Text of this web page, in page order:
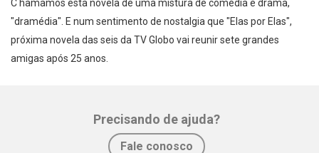
C hamamos esta novela de uma mistura de comédia e drama,
"dramédia". E num sentimento de nostalgia que "Elas por Elas",
próxima novela das seis da TV Globo vai reunir sete grandes
amigas após 25 anos.
Precisando de ajuda?
Fale conosco
Facebook Twitter